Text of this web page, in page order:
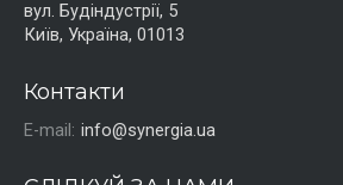
вул. Будіндустрії, 5
Київ, Україна, 01013
Контакти
E-mail: info@synergia.ua